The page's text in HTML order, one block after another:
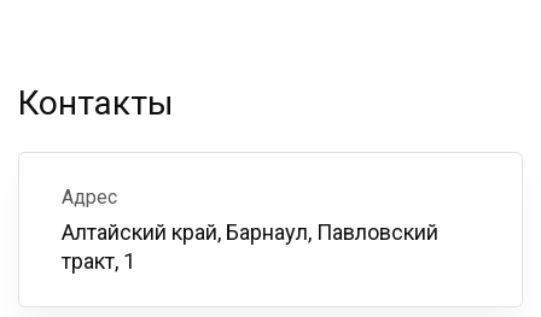
Контакты
Адрес
Алтайский край, Барнаул, Павловский
тракт, 1